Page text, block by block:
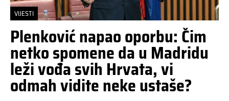
VIJESTI
Plenković napao oporbu: Čim
netko spomene da u Madridu
leži vođa svih Hrvata, vi
odmah vidite neke ustaše?